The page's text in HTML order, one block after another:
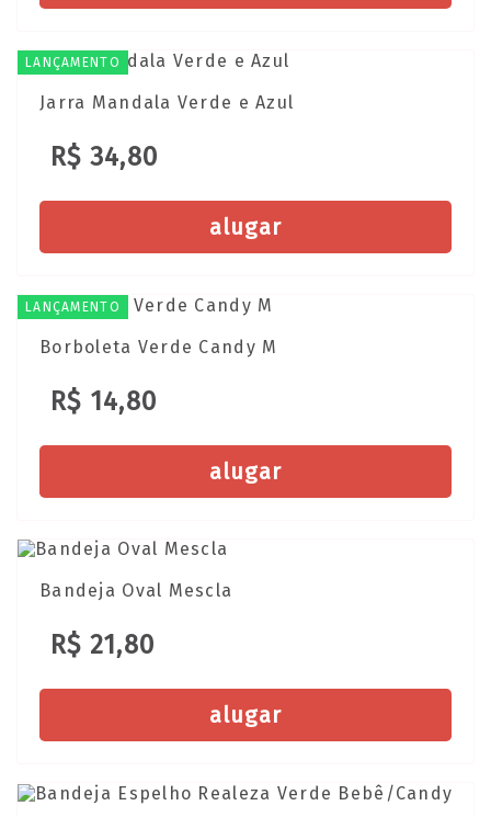
LANÇAMENTO
Jarra Mandala Verde e Azul
R$ 34,80
alugar
LANÇAMENTO
Borboleta Verde Candy M
R$ 14,80
alugar
Bandeja Oval Mescla
R$ 21,80
alugar